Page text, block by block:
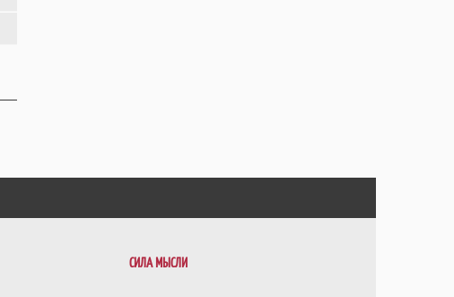
СИЛА МЫСЛИ